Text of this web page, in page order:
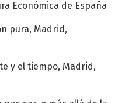
Económica de España
pura, Madrid,
y el tiempo, Madrid,